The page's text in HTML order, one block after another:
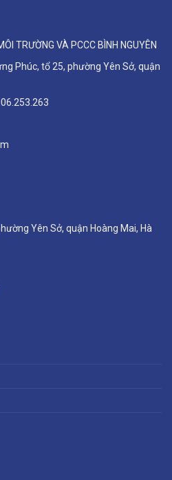
TRƯỜNG VÀ PCCC BÌNH NGUYÊN
Phúc, tổ 25, phường Yên Sở, quận
Yên Sở, quận Hoàng Mai, Hà